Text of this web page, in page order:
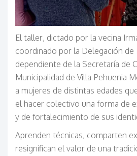
El taller, dictado por la vecina
coordinado por la Delegación de
dependiente de la Secretaría de
Municipalidad de Villa Pehuenia
a mujeres de distintas edades
el hacer colectivo una forma de
y de fortalecimiento de sus
Aprenden técnicas, comparten
resignifican el valor de una